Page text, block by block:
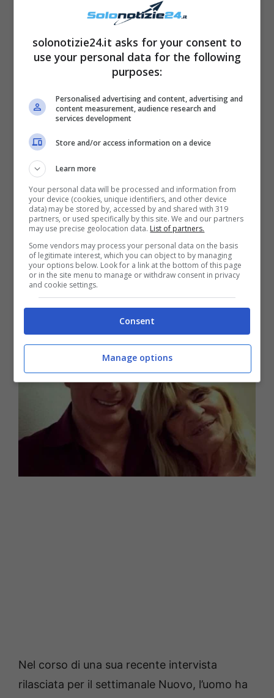
‘ per il suo
spirito libero e
, e i due hanno vissuto dei bei
momenti insieme.
lettera
, e la loro storia è stata mandata in
onda inuno speciale in prima serata
Canale 5: entrambi sono stati subito molto
amati dai migliaia di telespettatori che
lui, la Galgani ha avuto anche altri uomini.
Gemma Galganisi è inoltre sottoposta – nel
corso degli anni – a degliinterventi estetici
si è infatti sistemata identi, ha fatto un
liftinge si èrifatta il seno. Cosa ne pensa
Giorgio Manetti?
Nel corso di una sua recente intervista
rilasciata per il settimanale Nuovo, l’uomo ha
solonotizie24.it asks for your consent to
use your personal data for the following
purposes:
Personalised advertising and content, advertising and
content measurement, audience research and
services development
Store and/or access information on a device
Learn more
Your personal data will be processed and information from
your device (cookies, unique identifiers, and other device
data) may be stored by, accessed by and shared with 319
partners, or used specifically by this site. We and our partners
may use precise geolocation data. List of partners.
Some vendors may process your personal data on the basis
of legitimate interest, which you can object to by managing
your options below. Look for a link at the bottom of this page
or in the site menu to manage or withdraw consent in privacy
and cookie settings.
Consent
Manage options